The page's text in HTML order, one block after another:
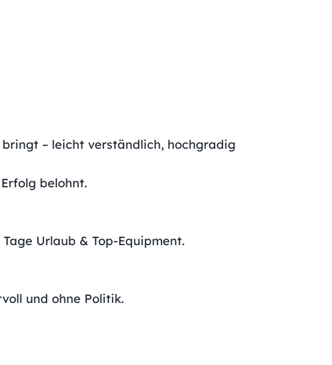
– leicht verständlich, hochgradig
belohnt.
Urlaub & Top-Equipment.
und ohne Politik.